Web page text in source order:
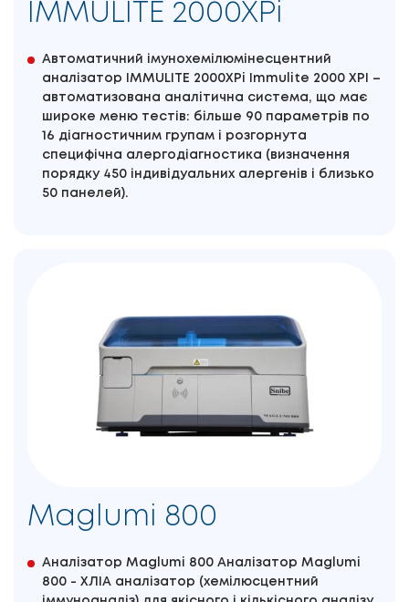
IMMULITE 2000XPi
Автоматичний імунохемілюмінесцентний
аналізатор IMMULITE 2000XPi Immulite 2000 XPI –
автоматизована аналітична система, що має
широке меню тестів: більше 90 параметрів по
16 діагностичним групам і розгорнута
специфічна алергодіагностика (визначення
порядку 450 індивідуальних алергенів і близько
50 панелей).
Maglumi 800
Аналізатор Maglumi 800 Аналізатор Maglumi
800 - ХЛІА аналізатор (хемілюсцентний